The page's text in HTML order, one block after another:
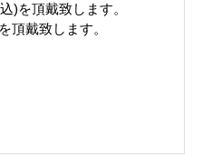
)を頂戴致します。
頂戴致します。